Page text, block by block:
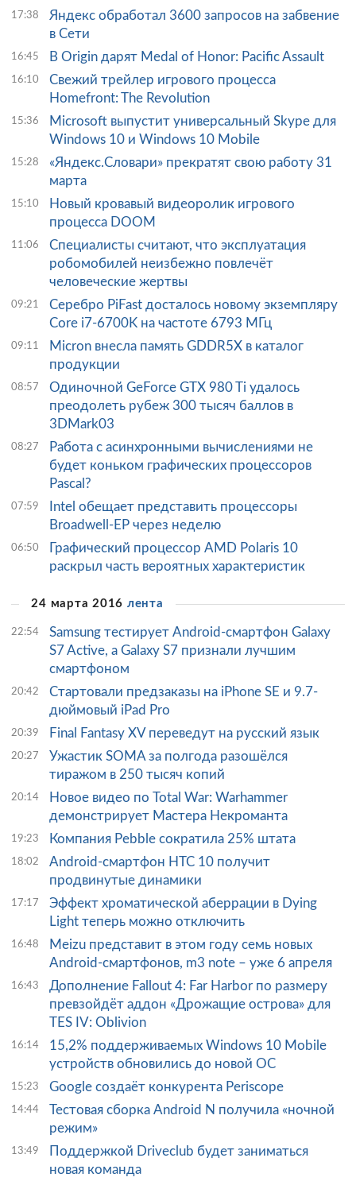
17:38
Яндекс обработал 3600 запросов на забвение
в Сети
16:45 В Origin дарят Medal of Honor: Pacific Assault
16:10
Свежий трейлер игрового процесса
Homefront: The Revolution
15:36
Microsoft выпустит универсальный Skype для
Windows 10 и Windows 10 Mobile
15:28
«Яндекс.Словари» прекратят свою работу 31
марта
15:10
Новый кровавый видеоролик игрового
процесса DOOM
11:06
Специалисты считают, что эксплуатация
робомобилей неизбежно повлечёт
человеческие жертвы
09:21
Серебро PiFast досталось новому экземпляру
Core i7-6700K на частоте 6793 МГц
09:11
Micron внесла память GDDR5X в каталог
продукции
08:57
Одиночной GeForce GTX 980 Ti удалось
преодолеть рубеж 300 тысяч баллов в
3DMark03
08:27
Работа с асинхронными вычислениями не
будет коньком графических процессоров
Pascal?
07:59
Intel обещает представить процессоры
Broadwell-EP через неделю
06:50
Графический процессор AMD Polaris 10
раскрыл часть вероятных характеристик
24 марта 2016 лента
22:54
Samsung тестирует Android-смартфон Galaxy
S7 Active, а Galaxy S7 признали лучшим
смартфоном
20:42
Стартовали предзаказы на iPhone SE и 9.7-
дюймовый iPad Pro
20:39 Final Fantasy XV переведут на русский язык
20:27
Ужастик SOMA за полгода разошёлся
тиражом в 250 тысяч копий
20:14
Новое видео по Total War: Warhammer
демонстрирует Мастера Некроманта
19:23 Компания Pebble сократила 25% штата
18:02
Android-смартфон HTC 10 получит
продвинутые динамики
17:17
Эффект хроматической аберрации в Dying
Light теперь можно отключить
16:48
Meizu представит в этом году семь новых
Android-смартфонов, m3 note – уже 6 апреля
16:43
Дополнение Fallout 4: Far Harbor по размеру
превзойдёт аддон «Дрожащие острова» для
TES IV: Oblivion
16:14
15,2% поддерживаемых Windows 10 Mobile
устройств обновились до новой ОС
15:23 Google создаёт конкурента Periscope
14:44
Тестовая сборка Android N получила «ночной
режим»
13:49
Поддержкой Driveclub будет заниматься
новая команда